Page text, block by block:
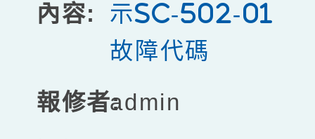
示sc-502-01
故障代碼
admin